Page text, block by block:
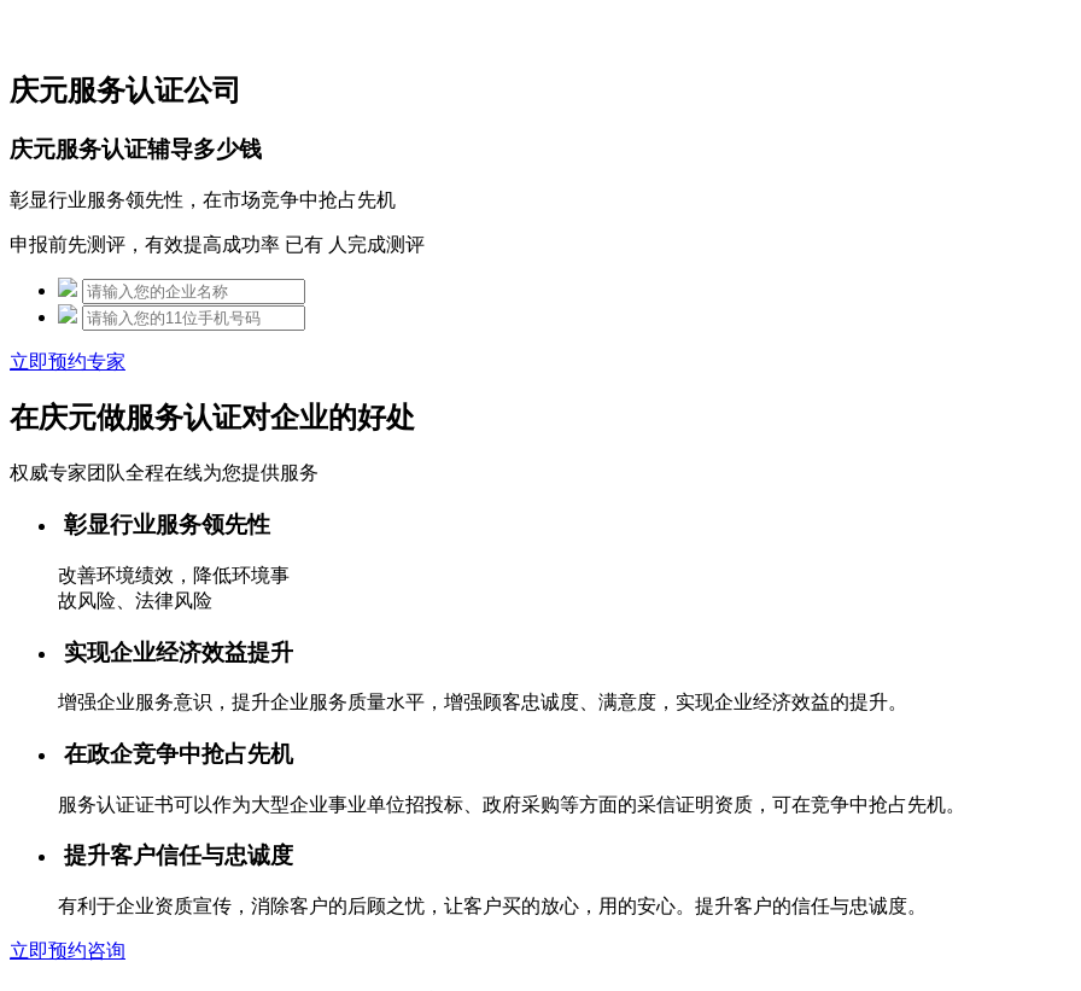
庆元服务认证公司
庆元服务认证辅导多少钱
彰显行业服务领先性，在市场竞争中抢占先机
申报前先测评，有效提高成功率 已有 人完成测评
立即预约专家
在庆元做服务认证对企业的好处
权威专家团队全程在线为您提供服务
彰显行业服务领先性
改善环境绩效，降低环境事
故风险、法律风险
实现企业经济效益提升
增强企业服务意识，提升企业服务质量水平，增强顾客忠诚度、满意度，实现企业经济效益的提升。
在政企竞争中抢占先机
服务认证证书可以作为大型企业事业单位招投标、政府采购等方面的采信证明资质，可在竞争中抢占先机。
提升客户信任与忠诚度
有利于企业资质宣传，消除客户的后顾之忧，让客户买的放心，用的安心。提升客户的信任与忠诚度。
立即预约咨询